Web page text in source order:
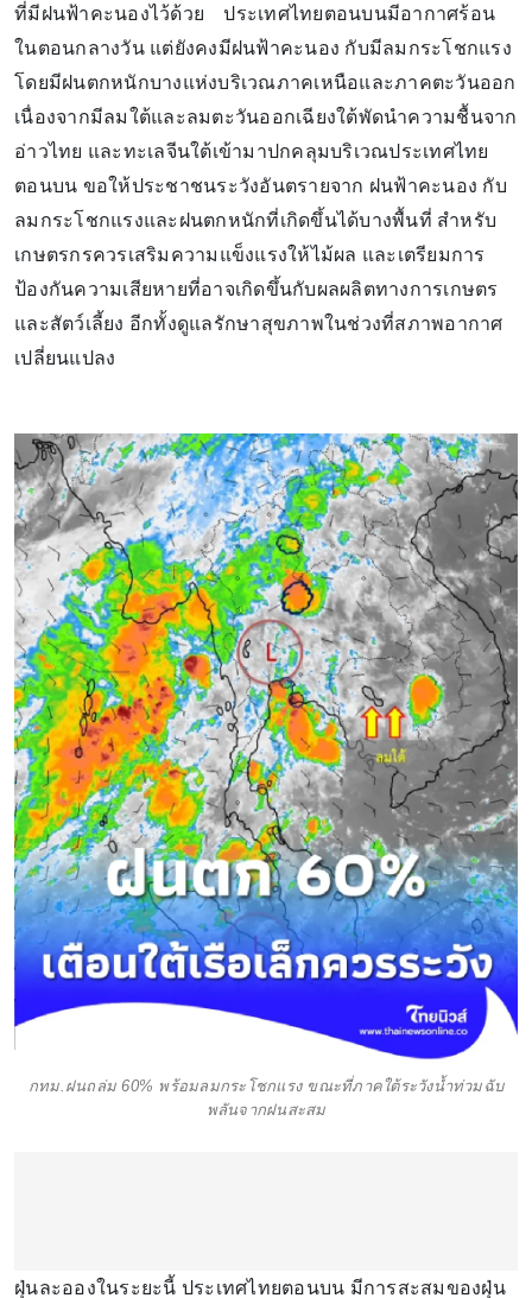
ที่มีฝนฟ้าคะนองไว้ด้วย ประเทศไทยตอนบนมีอากาศร้อน
ในตอนกลางวัน แต่ยังคงมีฝนฟ้าคะนอง กับมีลมกระโชกแรง
โดยมีฝนตกหนักบางแห่งบริเวณภาคเหนือและภาคตะวันออก
เนื่องจากมีลมใต้และลมตะวันออกเฉียงใต้พัดนำความชื้นจาก
อ่าวไทย และทะเลจีนใต้เข้ามาปกคลุมบริเวณประเทศไทย
ตอนบน ขอให้ประชาชนระวังอันตรายจาก ฝนฟ้าคะนอง กับ
ลมกระโชกแรงและฝนตกหนักที่เกิดขึ้นได้บางพื้นที่ สำหรับ
เกษตรกรควรเสริมความแข็งแรงให้ไม้ผล และเตรียมการ
ป้องกันความเสียหายที่อาจเกิดขึ้นกับผลผลิตทางการเกษตร
และสัตว์เลี้ยง อีกทั้งดูแลรักษาสุขภาพในช่วงที่สภาพอากาศ
เปลี่ยนแปลง
กทม.ฝนถล่ม 60% พร้อมลมกระโชกแรง ขณะที่ภาคใต้ระวังน้ำท่วมฉับ
พลันจากฝนสะสม
ฝุ่นละอองในระยะนี้ ประเทศไทยตอนบน มีการสะสมของฝุ่น